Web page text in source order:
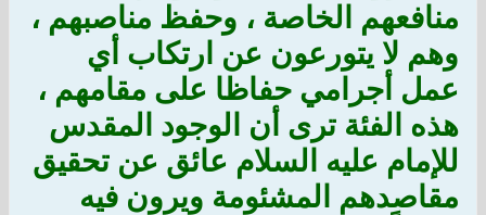
منافعهم الخاصة ، وحفظ مناصبهم ،
وهم لا يتورعون عن ارتكاب أي
عمل أجرامي حفاظا على مقامهم ،
هذه الفئة ترى أن الوجود المقدس
للإمام عليه السلام عائق عن تحقيق
مقاصدهم المشئومة ويرون فيه